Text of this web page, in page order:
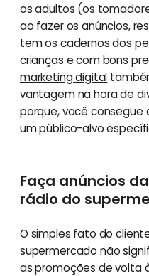
os adultos (os
ao fazer os anúncios,
tem os cadernos dos
crianças e com bons
marketing digital
vantagem na hora de
porque, você consegue
um público-alvo
Faça anúncios
rádio do
O simples fato do
supermercado não
as promoções de volta